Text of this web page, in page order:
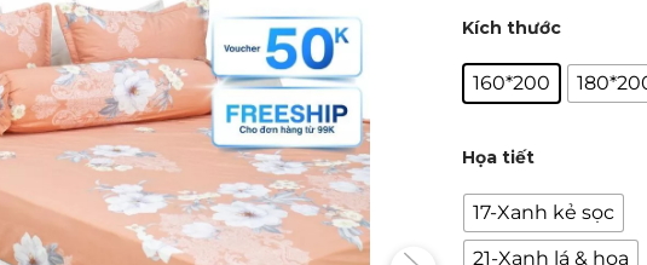
giá:
từ
880.000 ₫
910.000 ₫
Kích thước
160*200
Họa tiết
17-Xanh kẻ sọc
21-Xanh lá & hoa